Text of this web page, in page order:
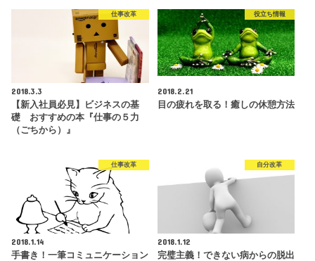
仕事改革
2018.3.3
【新入社員必見】ビジネスの基
礎 おすすめの本『仕事の５力
（ごちから）』
役立ち情報
2018.2.21
目の疲れを取る！癒しの休憩方法
仕事改革
2018.1.14
手書き！一筆コミュニケーション
自分改革
2018.1.12
完璧主義！できない病からの脱出